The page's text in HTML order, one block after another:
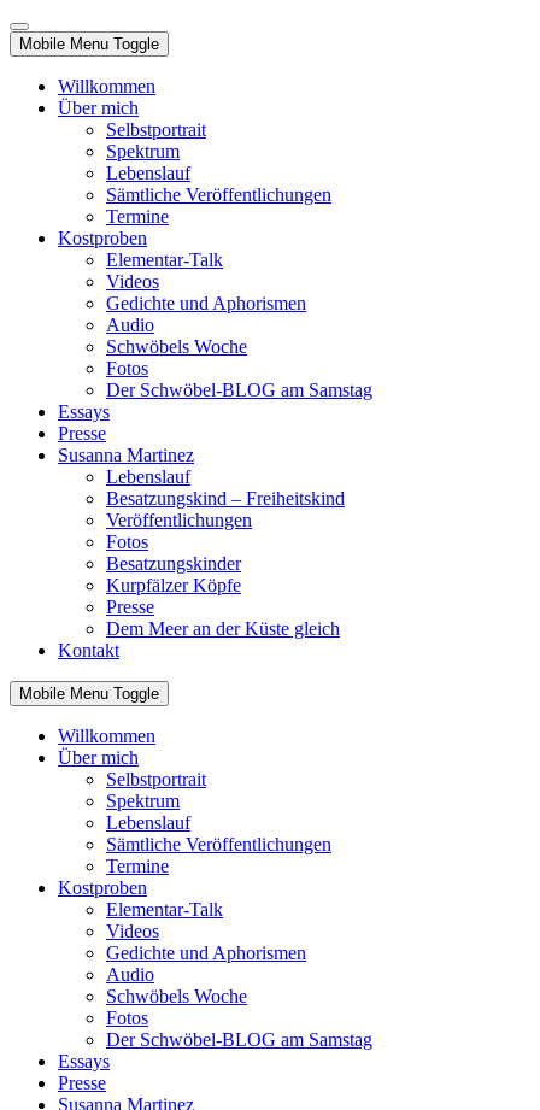
Mobile Menu Toggle
Willkommen
Über mich
Selbstportrait
Spektrum
Lebenslauf
Sämtliche Veröffentlichungen
Termine
Kostproben
Elementar-Talk
Videos
Gedichte und Aphorismen
Audio
Schwöbels Woche
Fotos
Der Schwöbel-BLOG am Samstag
Essays
Presse
Susanna Martinez
Lebenslauf
Besatzungskind – Freiheitskind
Veröffentlichungen
Fotos
Besatzungskinder
Kurpfälzer Köpfe
Presse
Dem Meer an der Küste gleich
Kontakt
Mobile Menu Toggle
Willkommen
Über mich
Selbstportrait
Spektrum
Lebenslauf
Sämtliche Veröffentlichungen
Termine
Kostproben
Elementar-Talk
Videos
Gedichte und Aphorismen
Audio
Schwöbels Woche
Fotos
Der Schwöbel-BLOG am Samstag
Essays
Presse
Susanna Martinez